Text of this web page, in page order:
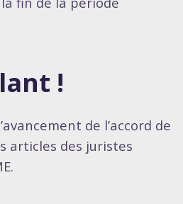
!
de l’accord de
articles des juristes